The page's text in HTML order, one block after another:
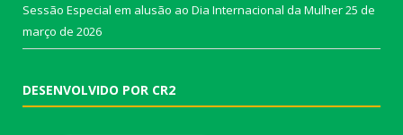
Sessão Especial em alusão ao Dia Internacional da Mulher25 de
março de 2026
DESENVOLVIDO POR CR2